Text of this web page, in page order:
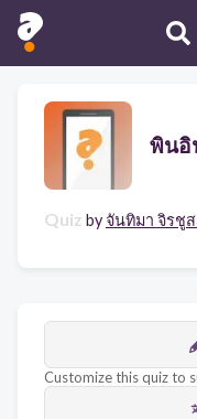
พินอิ
Quiz by จันทิมา จิรชู
Customize this quiz to